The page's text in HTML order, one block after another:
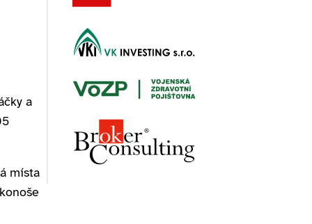
a
místa